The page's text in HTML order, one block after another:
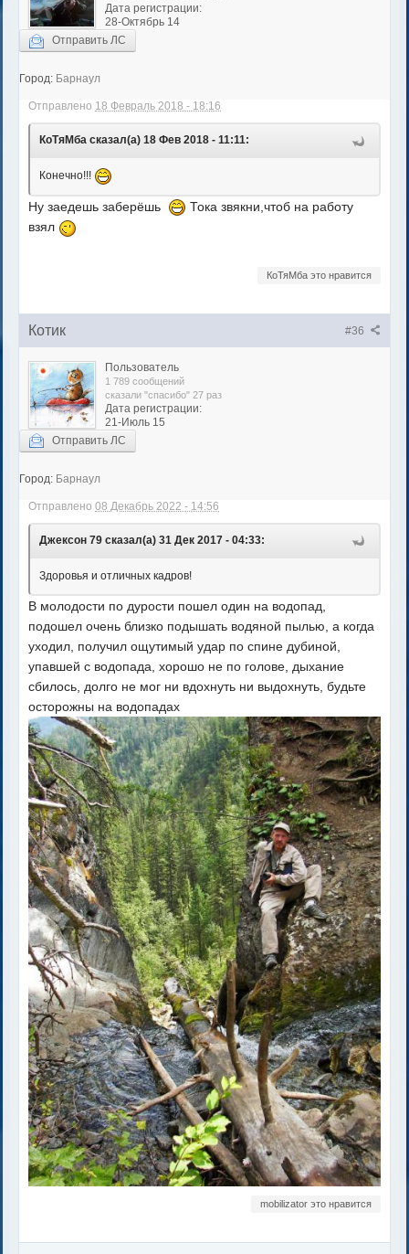
Дата регистрации:
28-Октябрь 14
Отправить ЛС
Город: Барнаул
Отправлено 18 Февраль 2018 - 18:16
КоТяМба сказал(а) 18 Фев 2018 - 11:11:
Конечно!!!
Ну заедешь заберёшь
Тока звякни,чтоб на работу
взял
КоТяМба это нравится
#36
Котик
Пользователь
1 789 сообщений
сказали "спасибо" 27 раз
Дата регистрации:
21-Июль 15
Отправить ЛС
Город: Барнаул
Отправлено08 Декабрь 2022 - 14:56
Джексон 79 сказал(а) 31 Дек 2017 - 04:33:
Здоровья и отличных кадров!
В молодости по дурости пошел один на водопад,
подошел очень близко подышать водяной пылью, а когда
уходил, получил ощутимый удар по спине дубиной,
упавшей с водопада, хорошо не по голове, дыхание
сбилось, долго не мог ни вдохнуть ни выдохнуть, будьте
осторожны на водопадах
mobilizator это нравится